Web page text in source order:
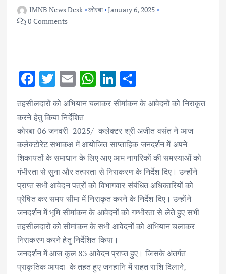
IMNB News Desk कोरबा January 6, 2025
0 Comments
F
ac
e
b
o
o
k
T
w
it
te
r
E
ai
l
W
at
s
A
p
p
Li
n
k
e
dI
n
h
ar
e
तहसीलदारों को अभियान चलाकर सीमांकन के आवेदनों को निराकृत
करने हेतु किया निर्देशित
कोरबा 06 जनवरी 2025/ कलेक्टर श्री अजीत वसंत ने आज
कलेक्टोरेट सभाकक्ष में आयोजित साप्ताहिक जनदर्शन में अपने
शिकायतों के समाधान के लिए आए आम नागरिकों की समस्याओं को
गंभीरता से सुना और तत्परता से निराकरण के निर्देश दिए। उन्होंने
प्राप्त सभी आवेदन पत्रों को विभागवार संबंधित अधिकारियों को
प्रेषित कर समय सीमा में निराकृत करने के निर्देश दिए। उन्होंने
जनदर्शन में भूमि सीमांकन के आवेदनों को गम्भीरता से लेते हुए सभी
तहसीलदारों को सीमांकन के सभी आवेदनों को अभियान चलाकर
निराकरण करने हेतु निर्देशित किया।
जनदर्शन में आज कुल 83 आवेदन प्राप्त हुए। जिसके अंतर्गत
प्राकृतिक आपदा के तहत हुए जनहानि में राहत राशि दिलाने,